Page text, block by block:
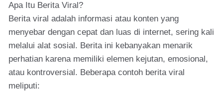
Apa Itu Berita Viral?
Berita viral adalah informasi atau konten yang
menyebar dengan cepat dan luas di internet, sering kali
melalui alat sosial. Berita ini kebanyakan menarik
perhatian karena memiliki elemen kejutan, emosional,
atau kontroversial. Beberapa contoh berita viral
meliputi: